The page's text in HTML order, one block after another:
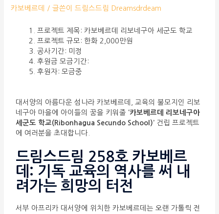
카보베르데 / 글쓴이드림스드림 Dreamsdrdeam
프로젝트 제목: 카보베르데 리보네구아 세군도 학교
프로젝트 규모: 한화 2,000만원
공사기간: 미정
후원금 모금기간:
후원자: 모금중
대서양의 아름다운 섬나라 카보베르데, 교육의 불모지인 리보
네구아 마을에 아이들의 꿈을 키워줄 ‘카보베르데 리보네구아
세군도 학교(Ribonhagua Secundo School)’ 건립 프로젝트
에 여러분을 초대합니다.
드림스드림 258호 카보베르
데: 기독 교육의 역사를 써 내
려가는 희망의 터전
서부 아프리카 대서양에 위치한 카보베르데는 오랜 가톨릭 전